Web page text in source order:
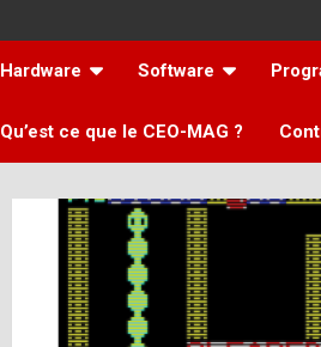
Hardware Software
Qu’est ce que le CEO-MAG ?